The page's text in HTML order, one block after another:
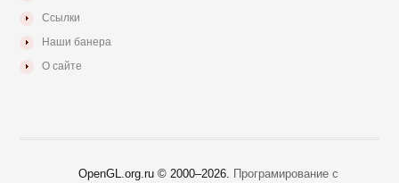
Ссылки
Наши банера
О сайте
OpenGL.org.ru © 2000–2026. Програмирование с